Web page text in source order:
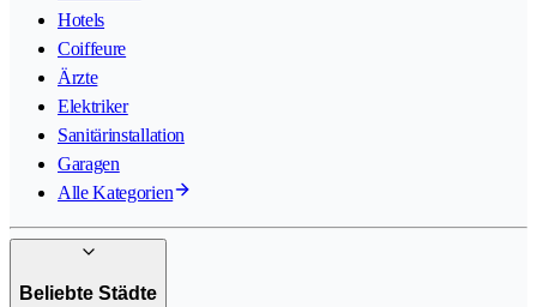
Hotels
Coiffeure
Ärzte
Elektriker
Sanitärinstallation
Garagen
Alle Kategorien
Beliebte Städte